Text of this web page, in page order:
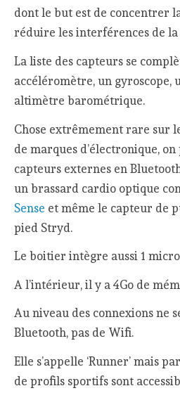
dont le but est de concentrer
réduire les interférences de
La liste des capteurs se
accéléromètre, un gyroscope,
altimètre barométrique.
Chose extrêmement rare sur
de marques d’électronique,
capteurs externes en
un brassard cardio optique
Sense et même le capteur de
pied Stryd.
Le boitier intègre aussi 1
A l’intérieur, il y a 4Go de
Au niveau des connexions ne
Bluetooth, pas de Wifi.
Elle s’appelle ‘Runner’ mais
de profils sportifs sont